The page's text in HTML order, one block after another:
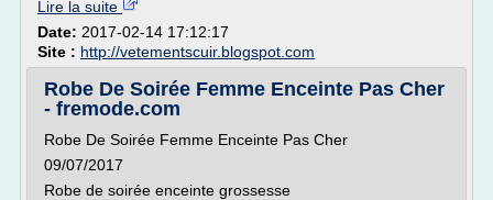
Lire la suite
Date: 2017-02-14 17:12:17
Site : http://vetementscuir.blogspot.com
Robe De Soirée Femme Enceinte Pas Cher
- fremode.com
Robe De Soirée Femme Enceinte Pas Cher
09/07/2017
Robe de soirée enceinte grossesse